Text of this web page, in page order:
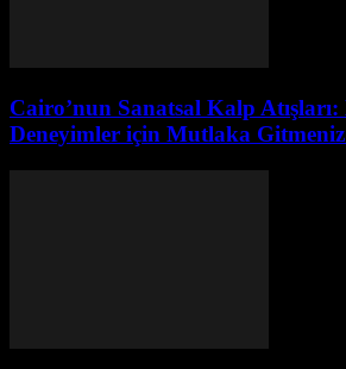
Cairo’nun Sanatsal Kalp
Deneyimler için Mutlaka Gitmeniz